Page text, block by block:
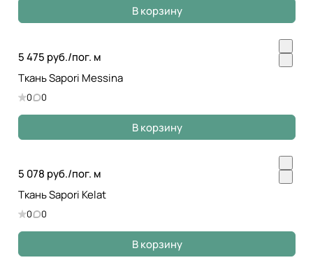
В корзину
5 475 руб./пог. м
Ткань Sapori Messina
0 0
В корзину
5 078 руб./пог. м
Ткань Sapori Kelat
0 0
В корзину